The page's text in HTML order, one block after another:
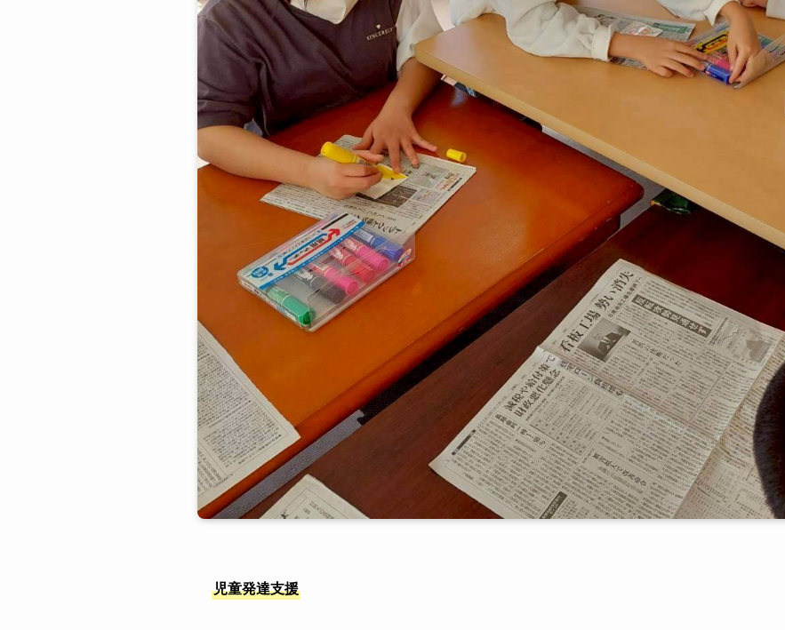
児童発達支援